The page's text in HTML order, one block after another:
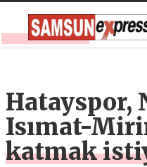
Hatayspor,
Isımat-
katmak